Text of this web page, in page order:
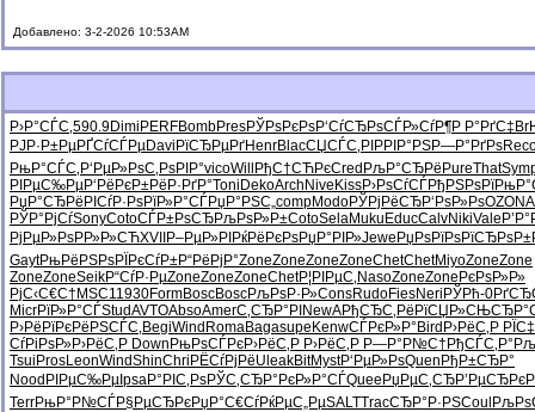
Добавлено: 3-2-2026 10:53AM
Р›Р°СЃС‚590.9Dimi PERFBombPresРЎРѕРєРѕР‘СѓСЂРѕСЃР»СѓР¶Р Р°РґС‡
РЈР·Р±РµРҐСѓСЃРµDavi РїСЂРµРґHenrBlacСЏСЃС‚РІ РРІР°РЅР—Р°РґРѕ
РњР°СЃС‚ Р‘РµР»РѕС‚РѕРІР°vicoWill РђС†СЋРєCred РљР°СЂРё PureThat
РІРµС‰РµР‘РёРєР±РёР·РґР°Toni DekoArch Nive KissР›РѕСѓСЃРђРЅРѕРї
РџР°СЂРё РІСѓР·РѕРїР»Р°СЃРџР°РЅС„compModoРЎРјРёСЂР‘РѕР»РѕOZON
РЎР°РјСѓSonyCotoСЃР±РѕСЂРљРѕР»Р±CotoSelaMuku EducCalvNikiVale
РјРµР»РѕРР»Р»СЋXVII Р–РµР»РІ РќРёРєРѕРџР°РІР»Jewe РџРѕРїРѕРїСЂРѕР±
GaytРњРёРЅРѕРЇРєСѓР±Р“РёРјР°ZoneZoneZoneZoneChetChetMiyoZoneZone
ZoneZoneSeikР“СѓР·РµZoneZoneZoneChetР¦РІРµС‚ NasoZoneZone РєРѕР»Р»
РјС‹С€С† MSC11930FormBoscBoscРљРѕР·Р»ConsRudoFiesNeri РЎРћ-0
MicrРїР»Р°СЃStudAVTOAbsoAmerС‚СЂР°РІ NewAРђСЂС‚Рё РїСЏР»СЊ
Р›РёРїРєРёРЅСЃС‚ BegiWind RomaBagasupe KenwСЃРєР»Р° Bird Р›РёС‚Р
СѓРіРѕР»Р›РёС‚Р Down РњРѕСЃРєР›РёС‚Р Р›РёС‚Р Р—Р°Р№С† РђСЃС‚Р°
Tsui ProsLeonWindShinChri РЁСѓРјРёUleakBitMystР‘РµР»РѕQuen РђР±СЂР°
Nood РІРµС‰Рµ IpsaР°РІС‚РѕРЎС‚СЂР° РєР»Р°СЃQuee РџРµС‚СЂР’РµСЂРє
TerrРњР°Р№СЃР§РµСЂРєРџР°С€СѓРќРµС„РµSALTTracСЂР°Р·РЅCoul